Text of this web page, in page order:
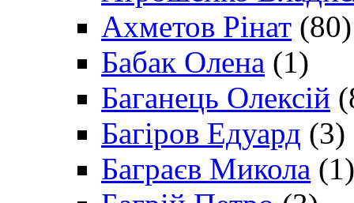
Ахметов Рінат (80)
Бабак Олена (1)
Баганець Олексій
Багіров Едуард (3)
Баграєв Микола (1)